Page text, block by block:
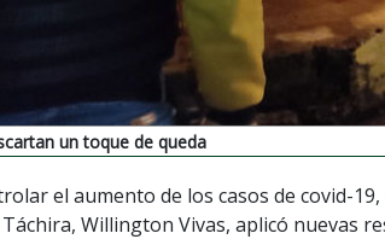
un toque de queda
el aumento de los casos de covid-
Willington Vivas, aplicó nuevas